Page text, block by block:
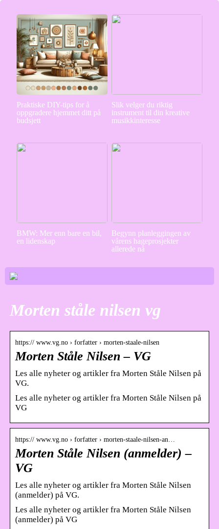
Praktiske DIY-tips for å
oppgradere hjemmet ditt på
budsjett
Slik velger du riktig
instrument til din kreative
musikkinteresse
BMW: Mer enn bare en bil,
en lidenskap
Begynn planleggingen av
vårens hageprosjekter
allerede nå
Morten ståle nilsen vg
https:// www.vg.no › forfatter › morten-staale-nilsen
Morten Ståle Nilsen – VG
Les alle nyheter og artikler fra Morten Ståle Nilsen på
VG.
Les alle nyheter og artikler fra Morten Ståle Nilsen på
VG
https:// www.vg.no › forfatter › morten-staale-nilsen-an…
Morten Ståle Nilsen (anmelder) –
VG
Les alle nyheter og artikler fra Morten Ståle Nilsen
(anmelder) på VG.
Les alle nyheter og artikler fra Morten Ståle Nilsen
(anmelder) på VG